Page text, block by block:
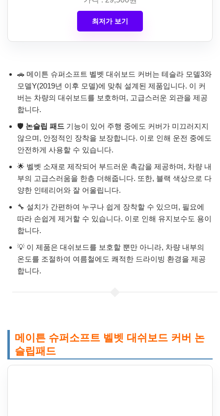
최저가 보기
🚗 메이튼 슈퍼소프트 벨벳 대쉬보드 커버는 테슬라 모델3와
모델Y(2019년 이후 모델)에 맞춰 설계된 제품입니다. 이 커
버는 차량의 대쉬보드를 보호하며, 고급스러운 외관을 제공
합니다.
🛡️ 논슬립 패드 기능이 있어 주행 중에도 커버가 미끄러지지
않으며, 안정적인 장착을 보장합니다. 이로 인해 운전 중에도
안전하게 사용할 수 있습니다.
🌟 벨벳 소재로 제작되어 부드러운 촉감을 제공하며, 차량 내
부의 고급스러움을 한층 더해줍니다. 또한, 블랙 색상으로 다
양한 인테리어와 잘 어울립니다.
🔧 설치가 간편하여 누구나 쉽게 장착할 수 있으며, 필요에
따라 손쉽게 제거할 수 있습니다. 이로 인해 유지보수도 용이
합니다.
💡 이 제품은 대쉬보드를 보호할 뿐만 아니라, 차량 내부의
온도를 조절하여 여름철에도 쾌적한 드라이빙 환경을 제공
합니다.
메이튼 슈퍼소프트 벨벳 대쉬보드 커버 논
슬립패드